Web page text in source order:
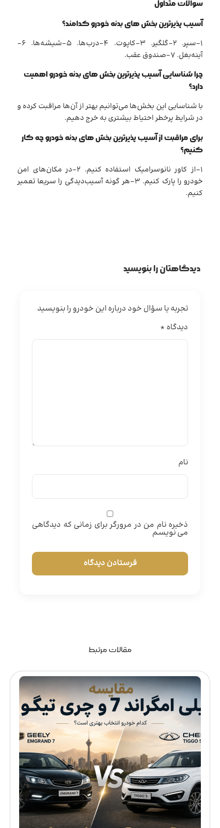
سوالات متداول
آسیب پذیرترین بخش های بدنه خودرو کدامند؟
1-سپر. 2-گلگیر. 3-کاپوت. 4-درب‌ها. 5-شیشه‌ها. 6-
آینه‌بغل. 7-صندوق عقب.
چرا شناسایی آسیب پذیرترین بخش های بدنه خودرو اهمیت
دارد؟
با شناسایی این بخش‌ها می‌توانیم بهتر از آن‌ها مراقبت کرده و
در شرایط پرخطر احتیاط بیشتری به خرج دهیم.
برای مراقبت از آسیب پذیرترین بخش های بدنه خودرو چه کار
کنیم؟
1-از کاور نانوسرامیک استفاده کنیم. 2-در مکان‌های امن
خودرو را پارک کنیم. 3-هر گونه آسیب‌دیدگی را سریعا تعمیر
کنیم.
دیدگاهتان را بنویسید
تجربه یا سؤال خود درباره این خودرو را بنویسید
دیدگاه *
نام
ذخیره نام من در مرورگر برای زمانی که دیدگاهی
می نویسم
مقالات مرتبط